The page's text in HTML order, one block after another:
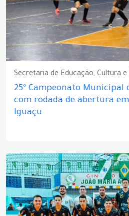
Secretaria de Educação, Cultura
25º Campeonato Municipal
com rodada de abertura
Iguaçu